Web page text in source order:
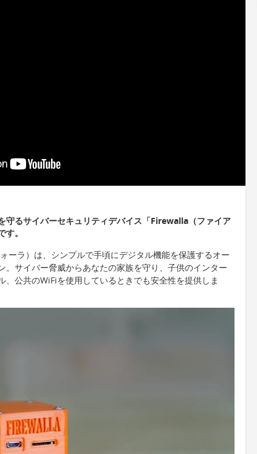
守るサイバーセキュリティデバイス「Firewalla（ファイア
。
ーラ）は、シンプルで手頃にデジタル機能を保護するオー
。サイバー脅威からあなたの家族を守り、子供のインター
、公共のWiFiを使用しているときでも安全性を提供しま